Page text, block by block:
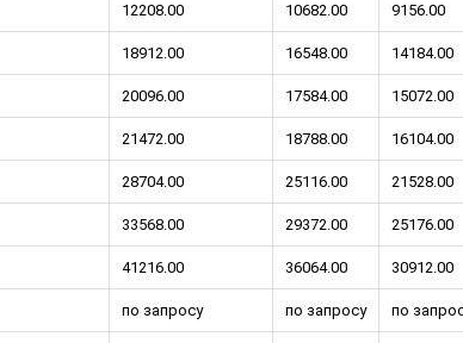
12208.00 10682.00 9156.00
18912.00 16548.00 14184.00
20096.00 17584.00 15072.00
21472.00 18788.00 16104.00
28704.00 25116.00 21528.00
33568.00 29372.00 25176.00
41216.00 36064.00 30912.00
по запросу по запросу по